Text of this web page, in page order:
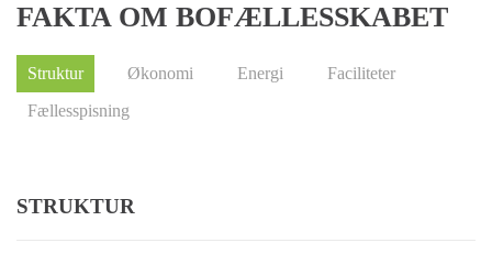
FAKTA OM BOFÆLLESSKABET
Struktur Økonomi Energi
Faciliteter
Fællesspisning
STRUKTUR